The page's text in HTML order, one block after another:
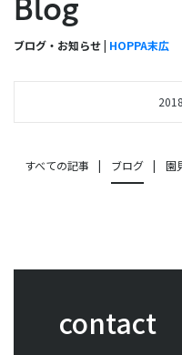
Blog
ブログ・お知らせ | HOPPA末広
すべての記事 ブログ 園
contact